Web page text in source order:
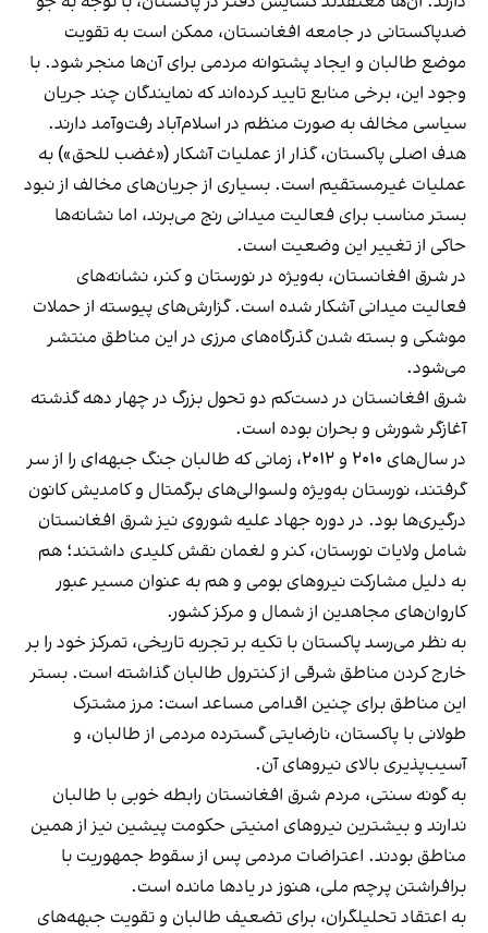
ضدپاکستانی در جامعه افغانستان، ممکن است به تقویت
موضع طالبان و ایجاد پشتوانه مردمی برای آن‌ها منجر شود. با
وجود این، برخی منابع تایید کرده‌اند که نمایندگان چند جریان
سیاسی مخالف به صورت منظم در اسلام‌آباد رفت‌وآمد دارند.
هدف اصلی پاکستان، گذار از عملیات آشکار («غضب للحق») به
عملیات غیرمستقیم است. بسیاری از جریان‌های مخالف از نبود
بستر مناسب برای فعالیت میدانی رنج می‌برند، اما نشانه‌ها
حاکی از تغییر این وضعیت است.
در شرق افغانستان، به‌ویژه در نورستان و کنر، نشانه‌های
فعالیت میدانی آشکار شده است. گزارش‌های پیوسته از حملات
موشکی و بسته شدن گذرگاه‌های مرزی در این مناطق منتشر
می‌شود.
شرق افغانستان در دست‌کم دو تحول بزرگ در چهار دهه گذشته
آغازگر شورش و بحران بوده است.
در سال‌های ۲۰۱۰ و ۲۰۱۲، زمانی که طالبان جنگ جبهه‌ای را از سر
گرفتند، نورستان به‌ویژه ولسوالی‌های برگمتال و کامدیش کانون
درگیری‌ها بود. در دوره جهاد علیه شوروی نیز شرق افغانستان
شامل ولایات نورستان، کنر و لغمان نقش کلیدی داشتند؛ هم
به دلیل مشارکت نیروهای بومی و هم به عنوان مسیر عبور
کاروان‌های مجاهدین از شمال و مرکز کشور.
به نظر می‌رسد پاکستان با تکیه بر تجربه تاریخی، تمرکز خود را بر
خارج کردن مناطق شرقی از کنترول طالبان گذاشته است. بستر
این مناطق برای چنین اقدامی مساعد است: مرز مشترک
طولانی با پاکستان، نارضایتی گسترده مردمی از طالبان، و
آسیب‌پذیری بالای نیروهای آن.
به گونه سنتی، مردم شرق افغانستان رابطه خوبی با طالبان
ندارند و بیشترین نیروهای امنیتی حکومت پیشین نیز از همین
مناطق بودند. اعتراضات مردمی پس از سقوط جمهوریت با
برافراشتن پرچم ملی، هنوز در یادها مانده است.
به اعتقاد تحلیلگران، برای تضعیف طالبان و تقویت جبهه‌های